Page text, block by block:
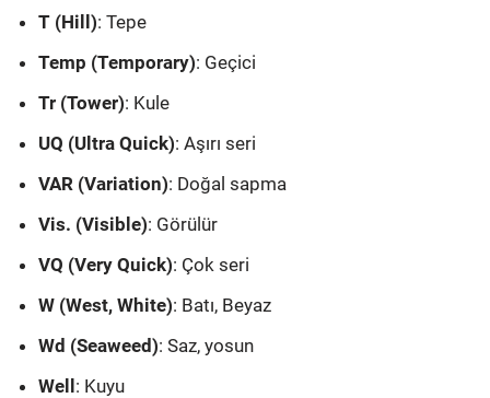
T (Hill): Tepe
Temp (Temporary): Geçici
Tr (Tower): Kule
UQ (Ultra Quick): Aşırı seri
VAR (Variation): Doğal sapma
Vis. (Visible): Görülür
VQ (Very Quick): Çok seri
W (West, White): Batı, Beyaz
Wd (Seaweed): Saz, yosun
Well : Kuyu